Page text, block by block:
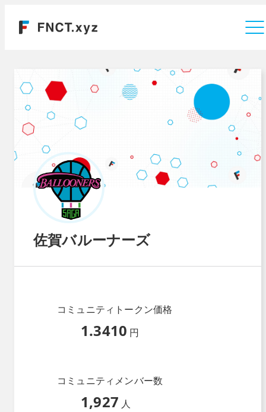
佐賀バルーナーズ
コミュニティトークン価格
1.3410 円
コミュニティメンバー数
1,927 人